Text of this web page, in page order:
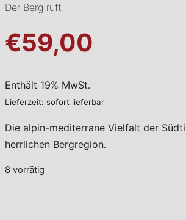
Der Berg ruft
€59,00
Enthält 19% MwSt.
Lieferzeit: sofort lieferbar
Die alpin-mediterrane Vielfalt der
herrlichen Bergregion.
8 vorrätig